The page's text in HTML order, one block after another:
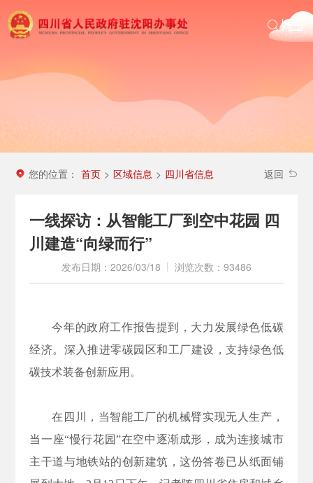
首页
投资四川
您的位置： 首页 > 区域信息 > 四川省信息 返回
一线探访：从智能工厂到空中花园 四
川建造“向绿而行”
发布日期：2026/03/18 浏览次数：93486
今年的政府工作报告提到，大力发展绿色低碳
经济。深入推进零碳园区和工厂建设，支持绿色低
碳技术装备创新应用。
在四川，当智能工厂的机械臂实现无人生产，
当一座“慢行花园”在空中逐渐成形，成为连接城市
主干道与地铁站的创新建筑，这份答卷已从纸面铺